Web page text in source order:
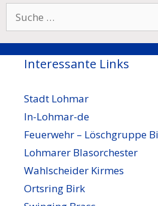
nach:
Interessante Links
Stadt Lohmar
In-Lohmar-de
Feuerwehr – Löschgruppe
Lohmarer Blasorchester
Wahlscheider Kirmes
Ortsring Birk